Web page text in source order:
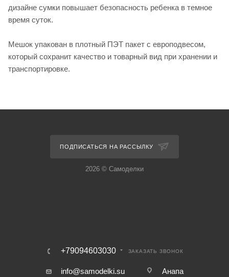
дизайне сумки повышает безопасность ребенка в темное
время суток.
Мешок упакован в плотный ПЭТ пакет с европодвесом,
который сохранит качество и товарный вид при хранении и
транспортировке.
ПОДПИСАТЬСЯ НА РАССЫЛКУ
2026 © Самоделки
+79094603030 ЗАКАЗАТЬ ЗВОНОК
info@samodelki.su Анапа